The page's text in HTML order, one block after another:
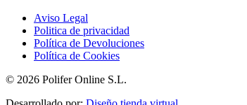
Aviso Legal
Politica de privacidad
Política de Devoluciones
Política de Cookies
© 2026 Polifer Online S.L.